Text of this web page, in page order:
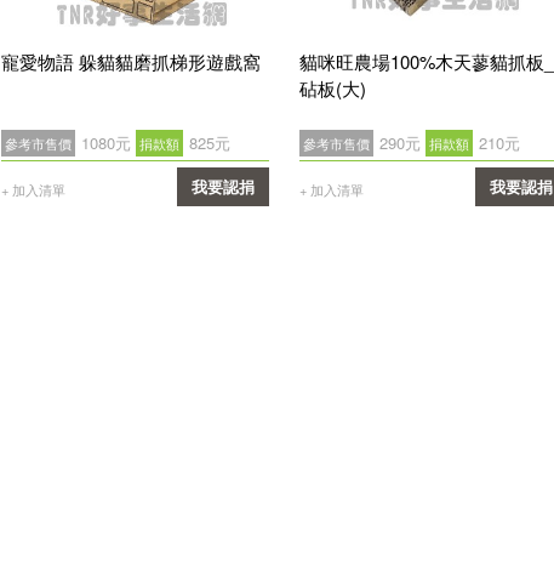
寵愛物語 躲貓貓磨抓梯形遊戲窩
參考市售價 1080元 捐款額 825元
+ 加入清單 我要認捐
貓咪旺農場100%木天蓼貓抓板_
砧板(大)
參考市售價 290元 捐款額 210元
+ 加入清單 我要認捐